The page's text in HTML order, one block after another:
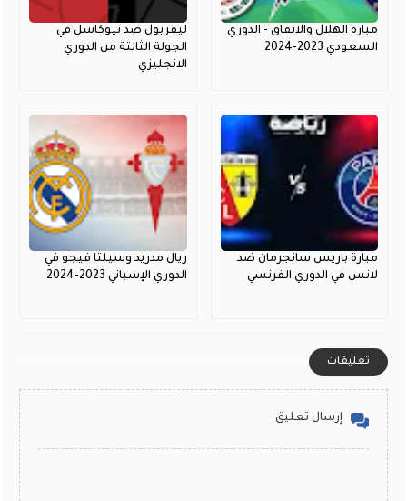
مبارة الهلال والاتفاق - الدوري
السعودي 2023-2024
ليفربول ضد نيوكاسل في
الجولة الثالتة من الدوري
الانجليزي
مبارة باريس سانجرمان ضد
لانس في الدوري الفرنسي
ريال مدريد وسيلتا فيجو في
الدوري الإسباني 2023-2024
تعليقات
إرسال تعليق